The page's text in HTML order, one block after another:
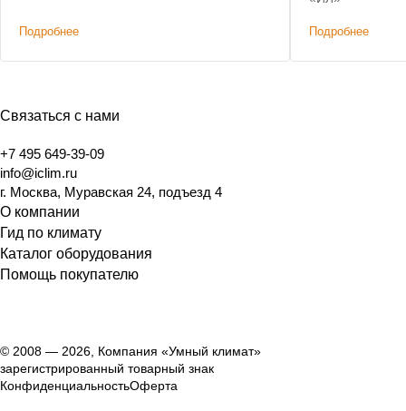
Подробнее Подробнее
Связаться с нами
+7 495 649-39-09
info@iclim.ru
г. Москва, Муравская 24, подъезд 4
О компании
Гид по климату
Каталог оборудования
Помощь покупателю
© 2008 — 2026, Компания «Умный климат»
зарегистрированный товарный знак
КонфиденциальностьОферта